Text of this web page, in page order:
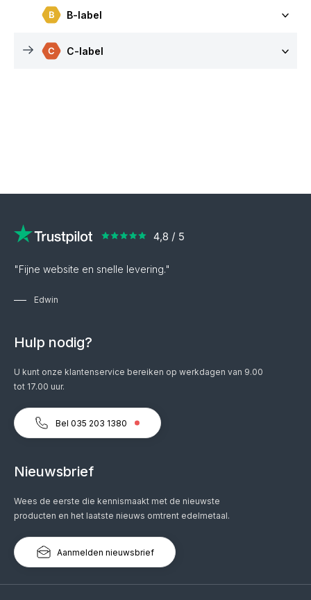
B-label
C-label
"Fijne website en snelle levering."
Edwin
Hulp nodig?
U kunt onze klantenservice bereiken op werkdagen van 9.00
tot 17.00 uur.
Bel 035 203 1380
Nieuwsbrief
Wees de eerste die kennismaakt met de nieuwste
producten en het laatste nieuws omtrent edelmetaal.
Aanmelden nieuwsbrief